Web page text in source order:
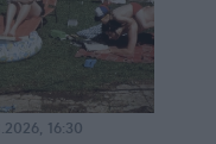
16:30